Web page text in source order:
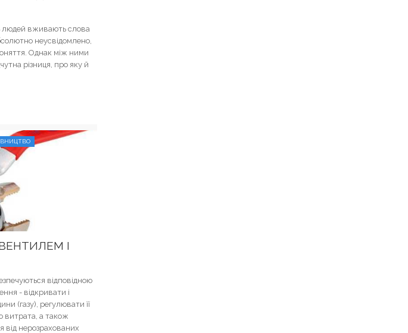
людей вживають слова
неусвідомлено,
Однак між ними
різниця, про яку й
І
відповідною
- відкривати і
(газу), регулювати її
витрата, а також
від нерозрахованих